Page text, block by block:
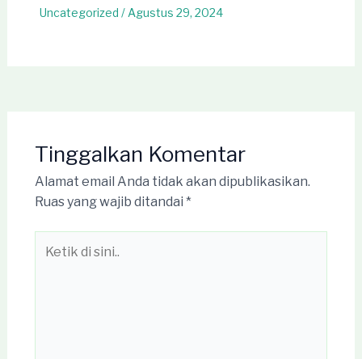
Uncategorized / Agustus 29, 2024
Tinggalkan Komentar
Alamat email Anda tidak akan dipublikasikan.
Ruas yang wajib ditandai *